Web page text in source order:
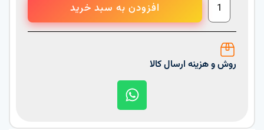
افزودن به سبد خرید
روش و هزینه ارسال کالا